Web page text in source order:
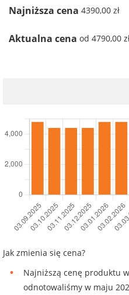
Najniższa cena 4390,00 zł
Aktualna cena od 4790,00
Jak zmienia się cena?
Najniższą cenę produktu
odnotowaliśmy w maju